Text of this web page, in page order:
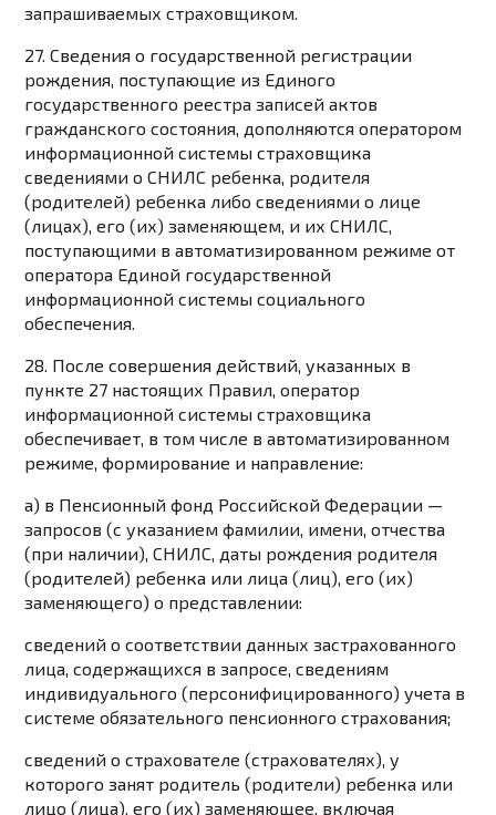
запрашиваемых страховщиком.
27. Сведения о государственной регистрации
рождения, поступающие из Единого
государственного реестра записей актов
гражданского состояния, дополняются оператором
информационной системы страховщика
сведениями о СНИЛС ребенка, родителя
(родителей) ребенка либо сведениями о лице
(лицах), его (их) заменяющем, и их СНИЛС,
поступающими в автоматизированном режиме от
оператора Единой государственной
информационной системы социального
обеспечения.
28. После совершения действий, указанных в
пункте 27 настоящих Правил, оператор
информационной системы страховщика
обеспечивает, в том числе в автоматизированном
режиме, формирование и направление:
а) в Пенсионный фонд Российской Федерации —
запросов (с указанием фамилии, имени, отчества
(при наличии), СНИЛС, даты рождения родителя
(родителей) ребенка или лица (лиц), его (их)
заменяющего) о представлении:
сведений о соответствии данных застрахованного
лица, содержащихся в запросе, сведениям
индивидуального (персонифицированного) учета в
системе обязательного пенсионного страхования;
сведений о страхователе (страхователях), у
которого занят родитель (родители) ребенка или
лицо (лица), его (их) заменяющее, включая